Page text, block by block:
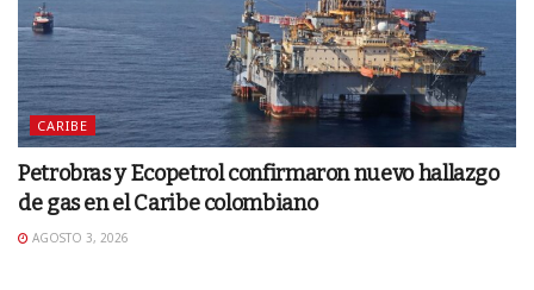
CARIBE
Petrobras y Ecopetrol confirmaron nuevo hallazgo
de gas en el Caribe colombiano
AGOSTO 3, 2026